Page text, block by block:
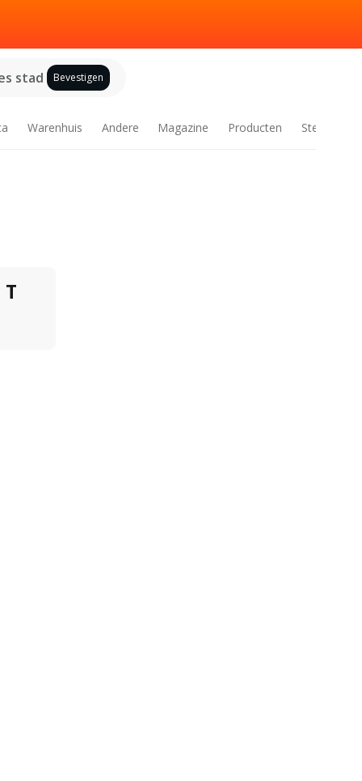
stad Bevestigen
Warenhuis Andere Magazine Producten Steden
T